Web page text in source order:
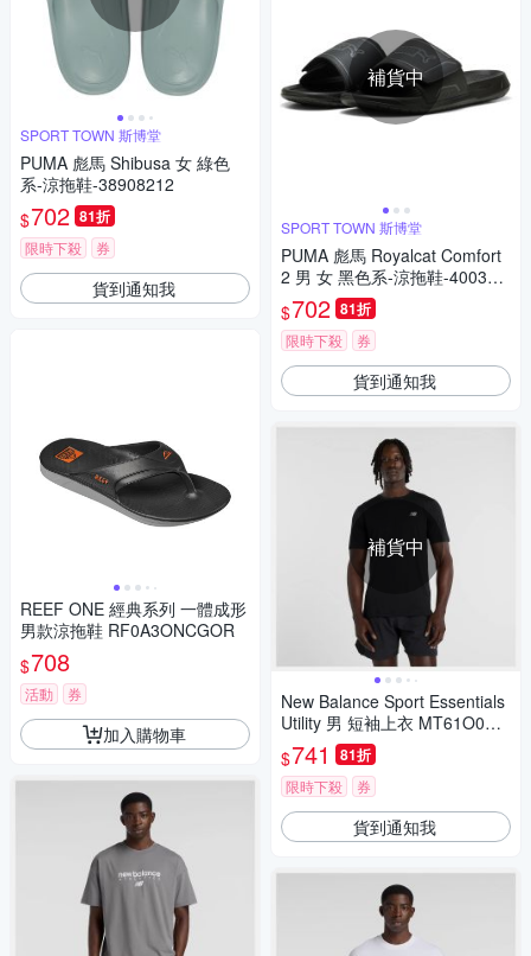
SPORT TOWN 斯博堂
PUMA 彪馬 Shibusa 女 綠色
系-涼拖鞋-38908212
$702 81折
限時下殺 券
貨到通知我
REEF ONE 經典系列 一體成形
男款涼拖鞋 RF0A3ONCGOR
$708
活動 券
加入購物車
補貨中
SPORT TOWN 斯博堂
PUMA 彪馬 Royalcat Comfort
2 男 女 黑色系-涼拖鞋-400338
01
$702 81折
限時下殺 券
貨到通知我
補貨中
New Balance Sport Essentials
Utility 男 短袖上衣 MT61O0U4
BK-F
$741 81折
限時下殺 券
貨到通知我